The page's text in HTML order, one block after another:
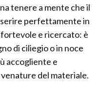
tenere a mente che il
perfettamente in
e ricercato: è
di ciliegio o in noce
accogliente e
del materiale.